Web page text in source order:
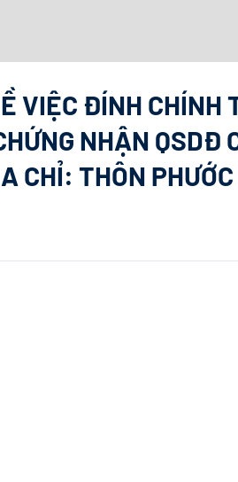
VIỆC ĐÍNH CHÍNH
NHẬN QSDĐ
CHỈ: THÔN